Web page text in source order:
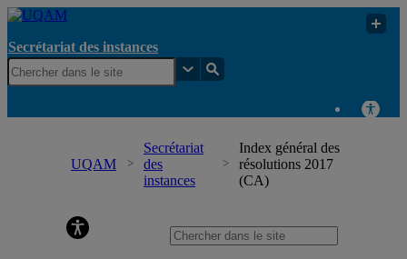
Secrétariat des instances
UQAM
Secrétariat
des
instances
Index général des
résolutions 2017
(CA)